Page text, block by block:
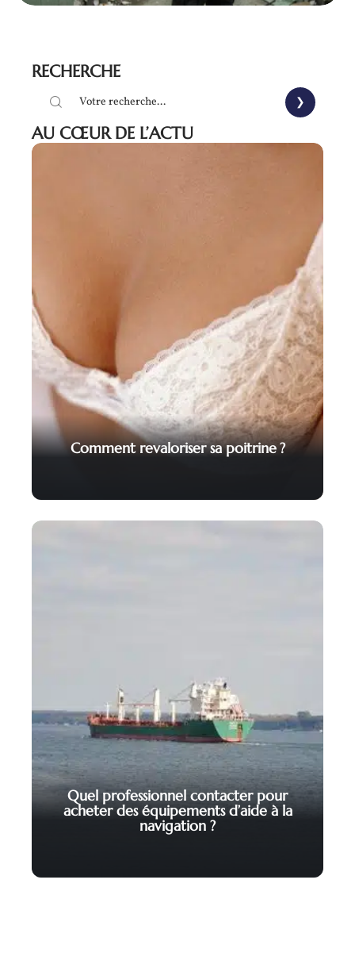
RECHERCHE
AU CŒUR DE L’ACTU
Comment revaloriser sa poitrine ?
Quel professionnel contacter pour
acheter des équipements d’aide à la
navigation ?